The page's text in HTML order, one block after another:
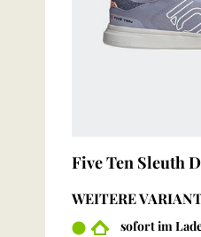
Five Ten Sleuth
WEITERE
sofort im